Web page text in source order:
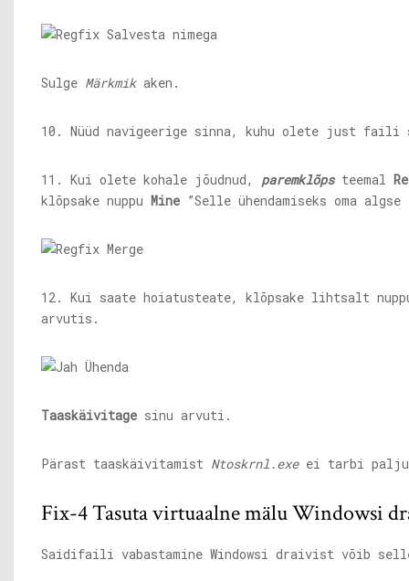
Sulge Märkmikaken.
10. Nüüd navigeerige sinna, kuhu olete just faili
11. Kui olete kohale jõudnud, paremklõps teemal
klõpsake nuppu Mine ”Selle ühendamiseks oma
12. Kui saate hoiatusteate, klõpsake lihtsalt
arvutis.
Taaskäivitage sinu arvuti.
Pärast taaskäivitamist Ntoskrnl.exeei tarbi palju
Fix-4 Tasuta virtuaalne mälu Windowsi
Saidifaili vabastamine Windowsi draivist võib